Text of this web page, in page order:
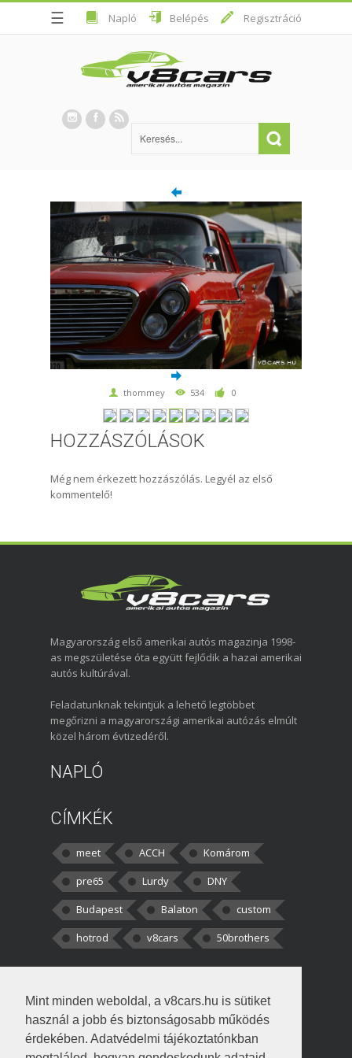
Mint minden weboldal, a v8cars.hu is sütiket
használ a jobb és biztonságosabb működés
érdekében. Adatvédelmi tájékoztatónkban
☰ Napló Belépés Regisztráció
thommey 534 0
HOZZÁSZÓLÁSOK
Még nem érkezett hozzászólás. Legyél az első
kommentelő!
Magyarország első amerikai autós magazinja 1998-
as megszületése óta együtt fejlődik a hazai amerikai
autós kultúrával.
Feladatunknak tekintjük a lehető legtöbbet
megőrizni a magyarországi amerikai autózás elmúlt
közel három évtizedéről.
NAPLÓ
CÍMKÉK
meet ACCH
Komárom
pre65
Lurdy
DNY
Budapest
Balaton
custom
hotrod
v8cars 50brothers
kortisz:Elszúrtam! Én csak két
darabbaal számoltam. Nem tudtam, hogy fél autót,